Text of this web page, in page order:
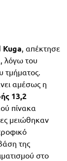
Kuga, απέκτησε
λόγω του
τμήματος.
αμέσως η
13,2
πίνακα
μειώθηκαν
της
στο